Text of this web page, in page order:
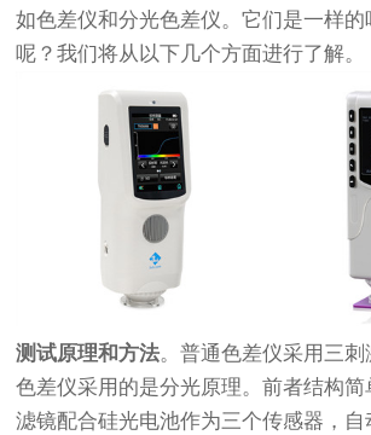
如色差仪和分光色差仪。它们是一样的
呢？我们将从以下几个方面进行了解。
测试原理和方法。普通色差仪采用三
色差仪采用的是分光原理。前者结构
滤镜配合硅光电池作为三个传感器，